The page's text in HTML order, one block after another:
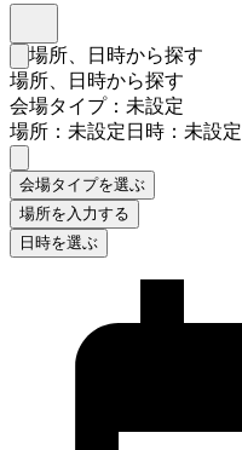
検索フォームを閉じる
場所、日時から探す
場所、日時から探す
会場タイプ：未設定
場所：未設定日時：未設定
会場タイプを選ぶ
場所を入力する
日時を選ぶ